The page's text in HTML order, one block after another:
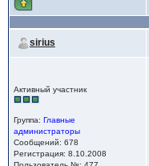
sirius
Активный участник
Группа: Главные
администраторы
Сообщений: 678
Регистрация: 8.10.2008